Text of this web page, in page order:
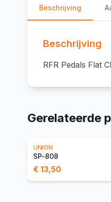
Beschrijving
Beschrijving
RFR Pedals Flat
Gerelateerde
UNION
SP-808
€ 13,50